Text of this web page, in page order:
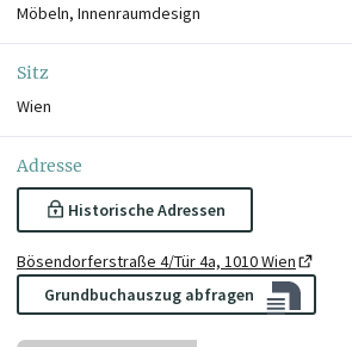
Möbeln, Innenraumdesign
Sitz
Wien
Adresse
Historische Adressen
Bösendorferstraße 4/Tür 4a, 1010 Wien
Grundbuchauszug abfragen